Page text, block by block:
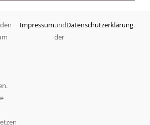
Impressumund
der
Datenschutzerklärung.